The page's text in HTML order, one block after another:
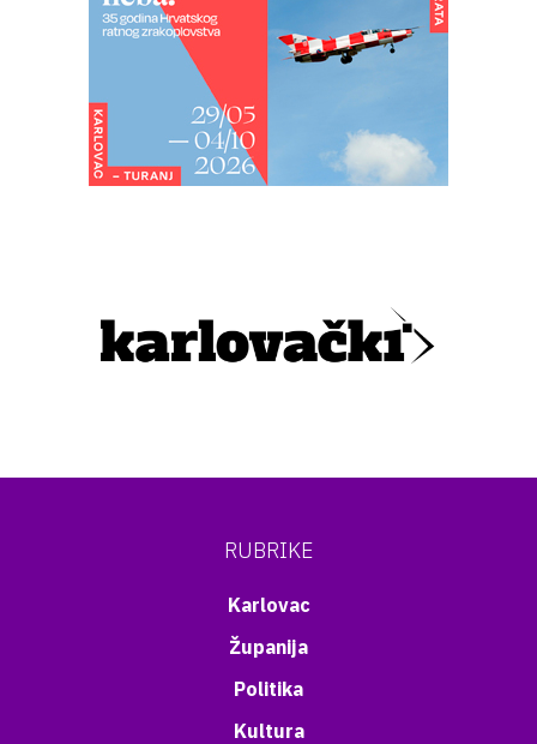
RUBRIKE
Karlovac
Županija
Politika
Kultura